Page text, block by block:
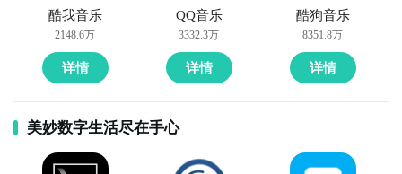
酷我音乐
2148.6万
详情
QQ音乐
3332.3万
详情
酷狗音乐
8351.8万
详情
美妙数字生活尽在手心